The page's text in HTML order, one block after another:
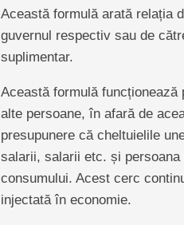
Această formulă arată relația
guvernul respectiv sau de
suplimentar.
Această formulă
alte persoane, în afară de
presupunere că cheltuielile
salarii, salarii etc. și
consumului. Acest cerc
injectată în economie.